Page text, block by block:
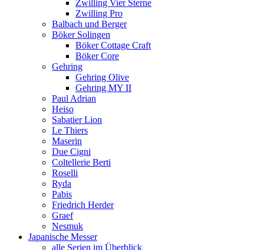
Zwilling Vier Sterne
Zwilling Pro
Balbach und Berger
Böker Solingen
Böker Cottage Craft
Böker Core
Gehring
Gehring Olive
Gehring MY II
Paul Adrian
Heiso
Sabatier Lion
Le Thiers
Maserin
Due Cigni
Coltellerie Berti
Roselli
Ryda
Pabis
Friedrich Herder
Graef
Nesmuk
Japanische Messer
alle Serien im Überblick